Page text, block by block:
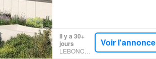
Il y a 30+
jours
Voir l'annonce